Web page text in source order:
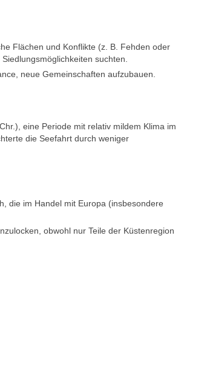
Flächen und Konflikte (z. B. Fehden oder
suchten.
neue Gemeinschaften aufzubauen.
eine Periode mit relativ mildem Klima im
die Seefahrt durch weniger
die im Handel mit Europa (insbesondere
obwohl nur Teile der Küstenregion